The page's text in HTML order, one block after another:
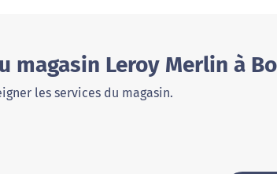
magasin Leroy Merlin à
les services du magasin.